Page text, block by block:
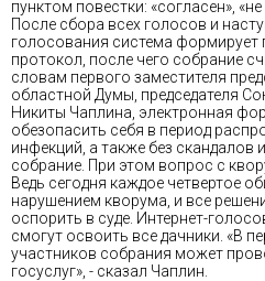
пунктом повестки: «согласен»,
После сбора всех голосов и
голосования система формирует
протокол, после чего собрание
словам первого заместителя
областной Думы, председателя
Никиты Чаплина, электронная
обезопасить себя в период
инфекций, а также без скандалов
собрание. При этом вопрос с
Ведь сегодня каждое четвертое
нарушением кворума, и все
оспорить в суде. Интернет-
смогут освоить все дачники. «В
участников собрания может
госуслуг», - сказал Чаплин.